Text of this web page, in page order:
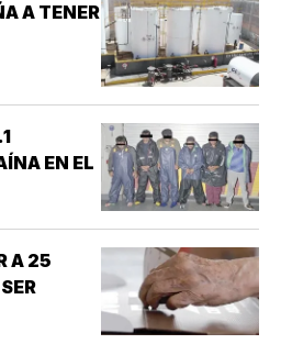
A TENER
EN EL
A 25